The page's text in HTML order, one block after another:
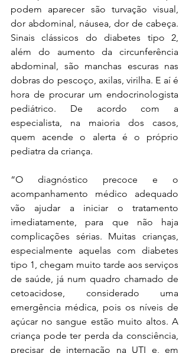
podem aparecer são turvação visual,
dor abdominal, náusea, dor de cabeça.
Sinais clássicos do diabetes tipo 2,
além do aumento da circunferência
abdominal, são manchas escuras nas
dobras do pescoço, axilas, virilha. E aí é
hora de procurar um endocrinologista
pediátrico. De acordo com a
especialista, na maioria dos casos,
quem acende o alerta é o próprio
pediatra da criança.
“O diagnóstico precoce e o
acompanhamento médico adequado
vão ajudar a iniciar o tratamento
imediatamente, para que não haja
complicações sérias. Muitas crianças,
especialmente aquelas com diabetes
tipo 1, chegam muito tarde aos serviços
de saúde, já num quadro chamado de
cetoacidose, considerado uma
emergência médica, pois os níveis de
açúcar no sangue estão muito altos. A
criança pode ter perda da consciência,
precisar de internação na UTI e, em